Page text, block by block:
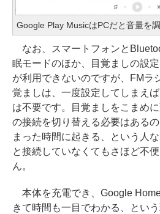
Google Play MusicはPCだと音量を
なお、スマートフォンと
眠モードのほか、目覚ましの設
が利用できないのですが、FMラ
覚ましは、一度設定してしまえ
は不要です。目覚ましをこまめ
の接続を切り替える必要はある
まった時間に起きる、という人
と接続していなくてもさほど不
ん。
本体を充電でき、Google
きて時間も一目でわかる、とい